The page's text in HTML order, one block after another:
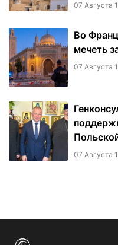
07 Августа
Во
мечеть
07 Августа
07 Августа